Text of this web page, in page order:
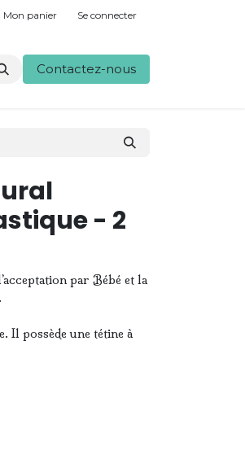
Mon panier Se connecter
Contactez-nous
- 2
par Bébé et la
Il possède une tétine à